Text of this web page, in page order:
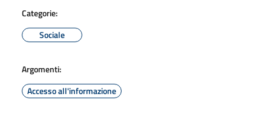
Categorie:
Sociale
Argomenti:
Accesso all'informazione